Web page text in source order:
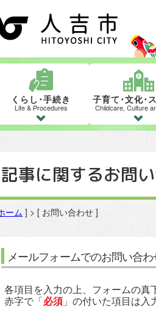
くらし･手続き
Life & Procedures
子育て･文化･
Childcare, Culture
記事に関するお問
ーム ] > [ お問い合わせ ]
メールフォームでのお問い合
各項目を入力の上、フォームの真
赤字で「必須 」の付いた項目は入